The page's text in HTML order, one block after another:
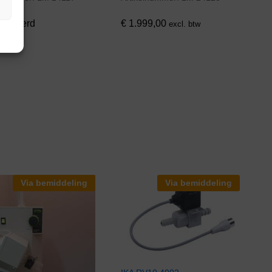
€1.999,00 excl. btw
Via bemiddeling Via bemiddeling